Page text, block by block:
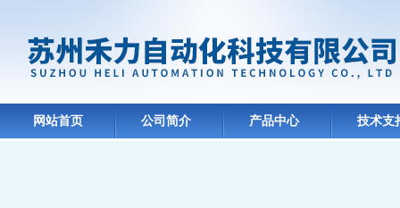
网站首页 公司简介 产品中心 技术支